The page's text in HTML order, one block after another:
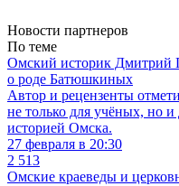
Новости партнеров
По теме
Омский историк Дмитрий
о роде Батюшкиных
Автор и рецензенты
не только для учёных, но и
историей Омска.
27 февраля в 20:30
2 513
Омские краеведы и